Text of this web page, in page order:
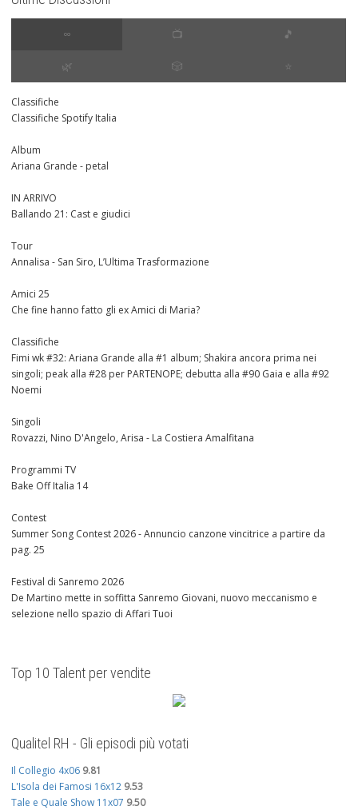
∞ 📺 🎵
🌿 🎲 ⭐️
Classifiche
Classifiche Spotify Italia
Album
Ariana Grande - petal
IN ARRIVO
Ballando 21: Cast e giudici
Tour
Annalisa - San Siro, L’Ultima Trasformazione
Amici 25
Che fine hanno fatto gli ex Amici di Maria?
Classifiche
Fimi wk #32: Ariana Grande alla #1 album; Shakira ancora prima nei
singoli; peak alla #28 per PARTENOPE; debutta alla #90 Gaia e alla #92
Noemi
Singoli
Rovazzi, Nino D'Angelo, Arisa - La Costiera Amalfitana
Programmi TV
Bake Off Italia 14
Contest
Summer Song Contest 2026 - Annuncio canzone vincitrice a partire da
pag. 25
Festival di Sanremo 2026
De Martino mette in soffitta Sanremo Giovani, nuovo meccanismo e
selezione nello spazio di Affari Tuoi
Top 10 Talent per vendite
Qualitel RH - Gli episodi più votati
Il Collegio 4x06 9.81
L'Isola dei Famosi 16x12 9.53
Tale e Quale Show 11x07 9.50